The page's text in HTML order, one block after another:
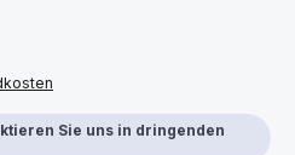
Sie uns in dringenden